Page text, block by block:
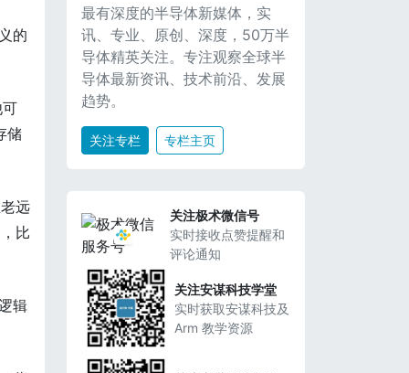
的
储
远
比
辑
最有深度的半导体新媒体，实
讯、专业、原创、深度，50万半
导体精英关注。专注观察全球半
导体最新资讯、技术前沿、发展
趋势。
关注专栏 专栏主页
关注极术微信号
实时接收点赞提醒和
评论通知
关注安谋科技学堂
实时获取安谋科技及
Arm 教学资源